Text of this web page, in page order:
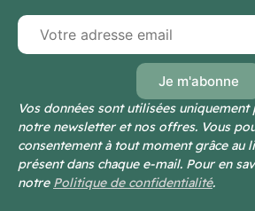
Vos données sont utilisées
notre newsletter et nos offres. Vous
consentement à tout moment grâce au
présent dans chaque e-mail. Pour en
notre Politique de confidentialité.